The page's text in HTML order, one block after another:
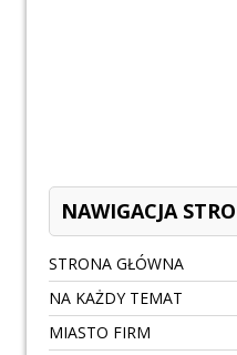
NAWIGACJA
STRONA GŁÓWNA
NA KAŻDY TEMAT
MIASTO FIRM